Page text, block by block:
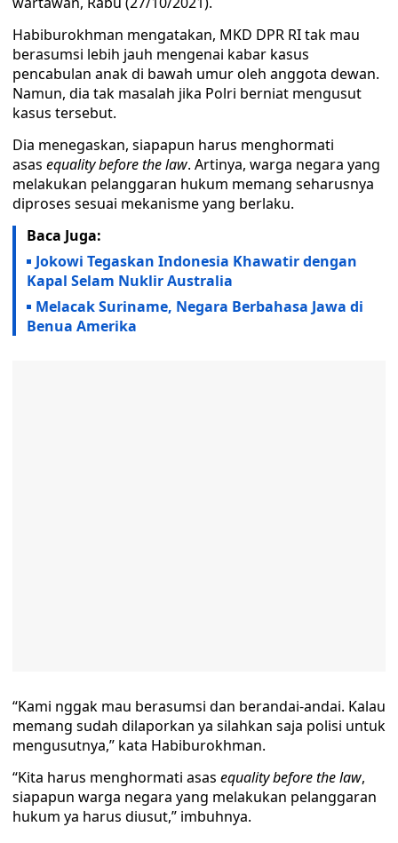
Habiburokhman mengatakan, MKD DPR RI tak mau
berasumsi lebih jauh mengenai kabar kasus
pencabulan anak di bawah umur oleh anggota dewan.
Namun, dia tak masalah jika Polri berniat mengusut
kasus tersebut.
Dia menegaskan, siapapun harus menghormati
asas equality before the law. Artinya, warga negara yang
melakukan pelanggaran hukum memang seharusnya
diproses sesuai mekanisme yang berlaku.
Baca Juga:
Jokowi Tegaskan Indonesia Khawatir dengan
Kapal Selam Nuklir Australia
Melacak Suriname, Negara Berbahasa Jawa di
Benua Amerika
“Kami nggak mau berasumsi dan berandai-andai. Kalau
memang sudah dilaporkan ya silahkan saja polisi untuk
mengusutnya,” kata Habiburokhman.
“Kita harus menghormati asas equality before the law,
siapapun warga negara yang melakukan pelanggaran
hukum ya harus diusut,” imbuhnya.